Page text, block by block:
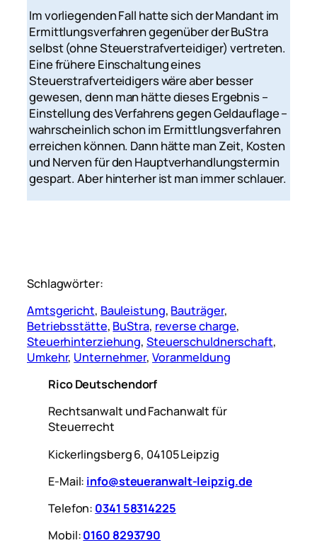
Im vorliegenden Fall hatte sich der Mandant im
Ermittlungsverfahren gegenüber der BuStra
selbst (ohne Steuerstrafverteidiger) vertreten.
Eine frühere Einschaltung eines
Steuerstrafverteidigers wäre aber besser
gewesen, denn man hätte dieses Ergebnis –
Einstellung des Verfahrens gegen Geldauflage –
wahrscheinlich schon im Ermittlungsverfahren
erreichen können. Dann hätte man Zeit, Kosten
und Nerven für den Hauptverhandlungstermin
gespart. Aber hinterher ist man immer schlauer.
Schlagwörter:
Amtsgericht, Bauleistung, Bauträger
Betriebsstätte, BuStra, reverse charge
Steuerhinterziehung, Steuerschuldnerschaft
Umkehr, Unternehmer, Voranmeldung
Rico Deutschendorf
Rechtsanwalt und Fachanwalt für
Steuerrecht
Kickerlingsberg 6, 04105 Leipzig
E-Mail: info@steueranwalt-leipzig.de
Telefon: 0341 58314225
Mobil:0160 8293790